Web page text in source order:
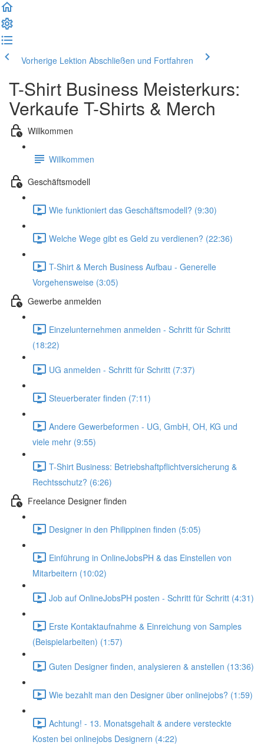
Vorherige Lektion Abschließen und Fortfahren
T-Shirt Business Meisterkurs:
Verkaufe T-Shirts & Merch
Willkommen
Willkommen
Geschäftsmodell
Wie funktioniert das Geschäftsmodell? (9:30)
Welche Wege gibt es Geld zu verdienen? (22:36)
T-Shirt & Merch Business Aufbau - Generelle
Vorgehensweise (3:05)
Gewerbe anmelden
Einzelunternehmen anmelden - Schritt für Schritt
(18:22)
UG anmelden - Schritt für Schritt (7:37)
Steuerberater finden (7:11)
Andere Gewerbeformen - UG, GmbH, OH, KG und
viele mehr (9:55)
T-Shirt Business: Betriebshaftpflichtversicherung &
Rechtsschutz? (6:26)
Freelance Designer finden
Designer in den Philippinen finden (5:05)
Einführung in OnlineJobsPH & das Einstellen von
Mitarbeitern (10:02)
Job auf OnlineJobsPH posten - Schritt für Schritt (4:31)
Erste Kontaktaufnahme & Einreichung von Samples
(Beispielarbeiten) (1:57)
Guten Designer finden, analysieren & anstellen (13:36)
Wie bezahlt man den Designer über onlinejobs? (1:59)
Achtung! - 13. Monatsgehalt & andere versteckte
Kosten bei onlinejobs Designern (4:22)